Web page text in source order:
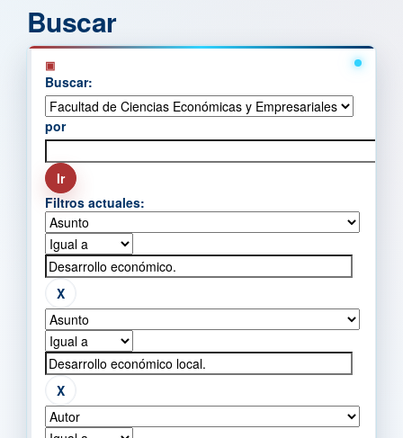
Buscar
Buscar:
por
Filtros actuales: